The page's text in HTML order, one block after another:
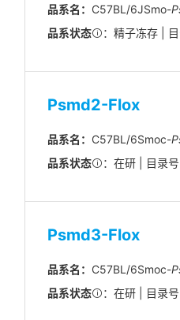
品系名： C57BL/6JSmo-
品系状态 ：精子冻存 |
Psmd2-Flox
品系名： C57BL/6Smoc-
品系状态 ：在研 | 目录
Psmd3-Flox
品系名： C57BL/6Smoc-
品系状态 ：在研 | 目录